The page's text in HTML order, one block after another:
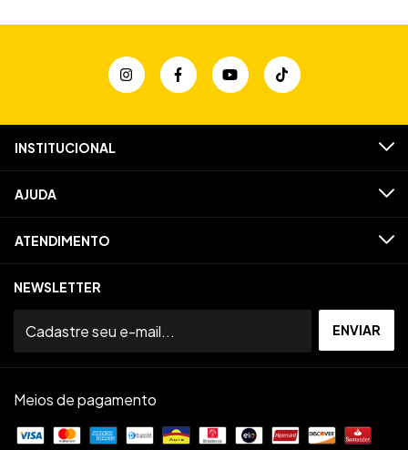
INSTITUCIONAL
AJUDA
ATENDIMENTO
NEWSLETTER
Meios de pagamento